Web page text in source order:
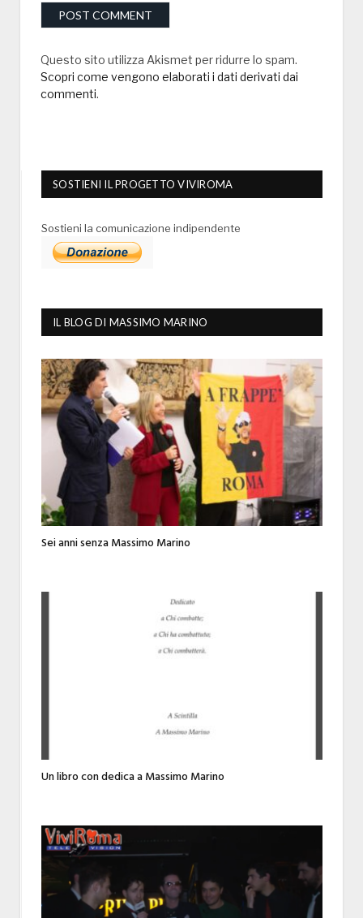
Questo sito utilizza Akismet per ridurre lo spam.
Scopri come vengono elaborati i dati derivati dai
commenti.
SOSTIENI IL PROGETTO VIVIROMA
Sostieni la comunicazione indipendente
IL BLOG DI MASSIMO MARINO
Sei anni senza Massimo Marino
Un libro con dedica a Massimo Marino